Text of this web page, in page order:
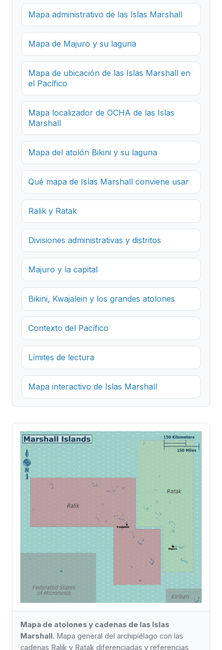
Mapa administrativo de las Islas Marshall
Mapa de Majuro y su laguna
Mapa de ubicación de las Islas Marshall en
el Pacífico
Mapa localizador de OCHA de las Islas
Marshall
Mapa del atolón Bikini y su laguna
Qué mapa de Islas Marshall conviene usar
Ralik y Ratak
Divisiones administrativas y distritos
Majuro y la capital
Bikini, Kwajalein y los grandes atolones
Contexto del Pacífico
Límites de lectura
Mapa interactivo de Islas Marshall
Mapa de atolones y cadenas de las Islas
Marshall. Mapa general del archipiélago con las
cadenas Ralik y Ratak diferenciadas y referencias